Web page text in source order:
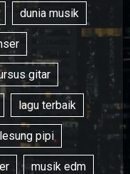
dunia musik
gitar
lagu terbaik
lesung pipi
musik edm